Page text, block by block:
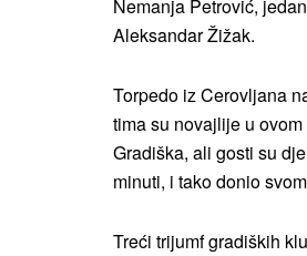
Nemanja Petrović,
Aleksandar Žižak.
Torpedo iz Cerovljana
tima su novajlije u
Gradiška, ali gosti su
minuti, i tako donio
Treći trijumf gradiških